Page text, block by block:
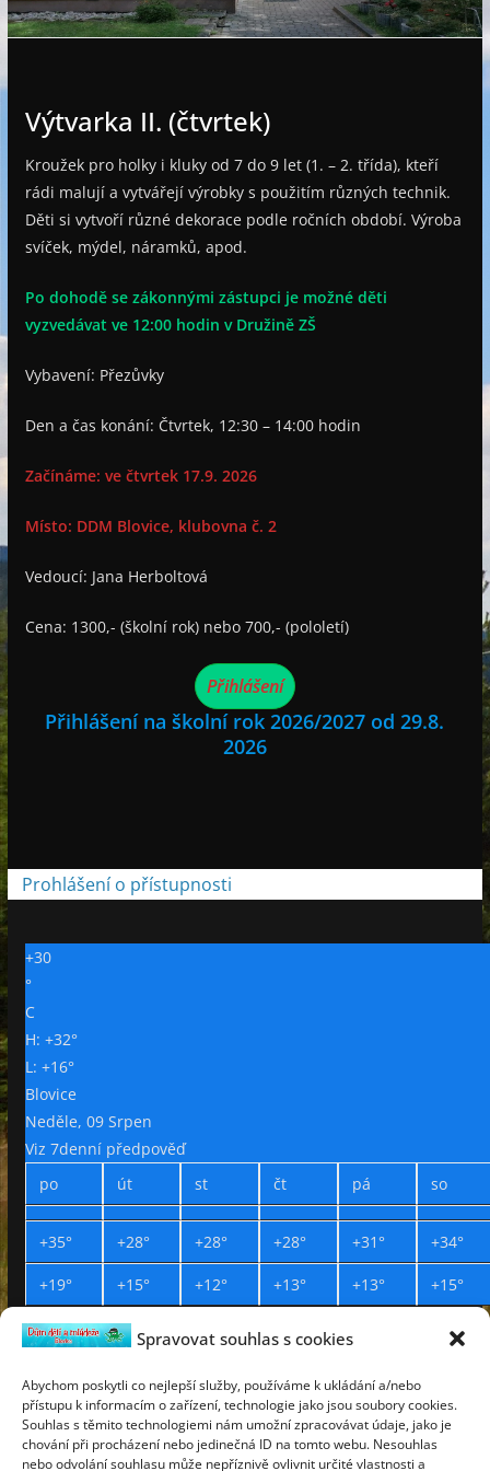
Spravovat souhlas s cookies
Abychom poskytli co nejlepší služby, používáme k ukládání a/nebo
přístupu k informacím o zařízení, technologie jako jsou soubory cookies.
Souhlas s těmito technologiemi nám umožní zpracovávat údaje, jako je
chování při procházení nebo jedinečná ID na tomto webu. Nesouhlas
nebo odvolání souhlasu může nepříznivě ovlivnit určité vlastnosti a
e
Výtvarka II. (čtvrtek)
Kroužek pro holky i kluky od 7 do 9 let (1. – 2. třída), kteří
rádi malují a vytvářejí výrobky s použitím různých technik.
Děti si vytvoří různé dekorace podle ročních období. Výroba
svíček, mýdel, náramků, apod.
Po dohodě se zákonnými zástupci je možné děti
vyzvedávat ve 12:00 hodin v Družině ZŠ
Vybavení: Přezůvky
Den a čas konání: Čtvrtek, 12:30 – 14:00 hodin
Začínáme: ve čtvrtek 17.9. 2026
Místo: DDM Blovice, klubovna č. 2
Vedoucí: Jana Herboltová
Cena: 1300,- (školní rok) nebo 700,- (pololetí)
Přihlášení
Přihlášení na školní rok 2026/2027 od 29.8.
2026
Prohlášení o přístupnosti
+30
°
C
H: +32°
L: +16°
Blovice
Neděle, 09 Srpen
Viz 7denní předpověď
po
út st čt pá so
+35° +28° +28° +28° +31° +34°
+19° +15° +12° +13° +13° +15°
Prohlášení o přístupnosti
neděle
9
srpen
2026